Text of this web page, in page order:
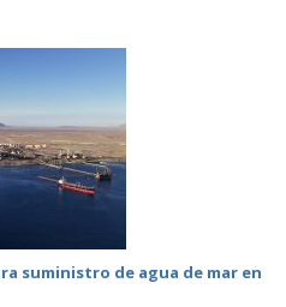
suministro de agua de mar en